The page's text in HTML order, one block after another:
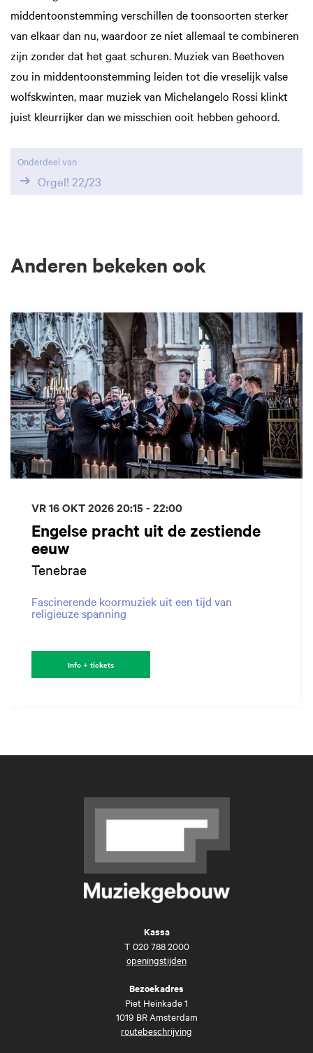
middentoonstemming verschillen de toonsoorten sterker
van elkaar dan nu, waardoor ze niet allemaal te combineren
zijn zonder dat het gaat schuren. Muziek van Beethoven
zou in middentoonstemming leiden tot die vreselijk valse
wolfskwinten, maar muziek van Michelangelo Rossi klinkt
juist kleurrijker dan we misschien ooit hebben gehoord.
Onderdeel van
Orgel! 22/23
Anderen bekeken ook
Engelse pracht uit de zestiende
eeuw
Tenebrae
Fascinerende koormuziek uit een tijd van
religieuze spanning
VR 16 OKT 202620:15 - 22:00
Info + tickets
Kassa
T 020 788 2000
openingstijden
Bezoekadres
Piet Heinkade 1
1019 BR Amsterdam
routebeschrijving